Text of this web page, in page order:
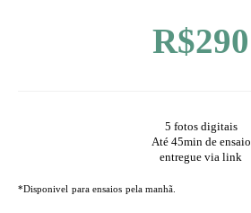
R$290
5 fotos digitais
Até 45min de ensaio
entregue via link
*Disponivel para ensaios pela manhã.